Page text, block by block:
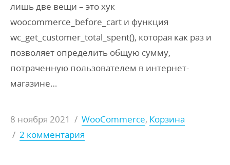
лишь две вещи – это хук
woocommerce_before_cart и функция
wc_get_customer_total_spent(), которая как раз и
позволяет определить общую сумму,
потраченную пользователем в интернет-
магазине…
8 ноября 2021 / WooCommerce, Корзина
/ 2 комментария